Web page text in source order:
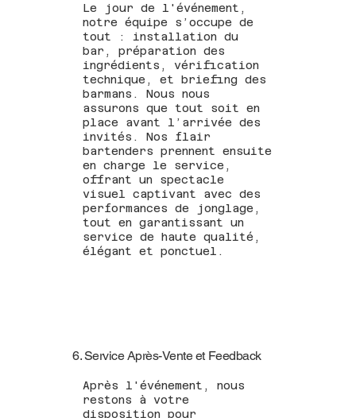
Le jour de l'événement,
notre équipe s’occupe de
tout : installation du
bar, préparation des
ingrédients, vérification
technique, et briefing des
barmans. Nous nous
assurons que tout soit en
place avant l’arrivée des
invités. Nos flair
bartenders prennent ensuite
en charge le service,
offrant un spectacle
visuel captivant avec des
performances de jonglage,
tout en garantissant un
service de haute qualité,
élégant et ponctuel.
6. Service Après-Vente et Feedback
Après l'événement, nous
restons à votre
disposition pour